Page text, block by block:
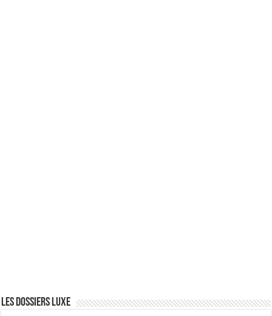
Les dossiers Luxe